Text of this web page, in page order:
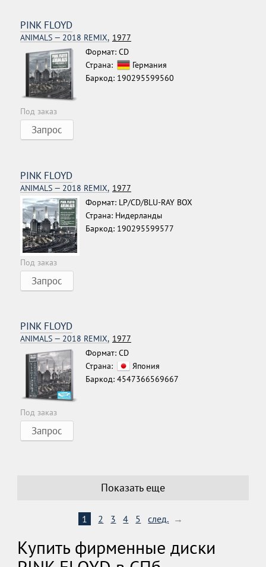
PINK FLOYD
ANIMALS — 2018 REMIX, 1977
Формат: CD
Страна:
Германия
Баркод: 190295599560
Под заказ
Запрос
PINK FLOYD
ANIMALS — 2018 REMIX, 1977
Формат: LP/CD/BLU-RAY BOX
Страна: Нидерланды
Баркод: 190295599577
Под заказ
Запрос
PINK FLOYD
ANIMALS — 2018 REMIX, 1977
Формат: CD
Страна:
Япония
Баркод: 4547366569667
Под заказ
Запрос
Показать еще
1 2 3 4 5 след.
Купить фирменные диски